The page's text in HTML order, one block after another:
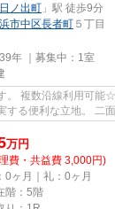
日ノ出町 」駅 徒歩9分
市中区長者町 ５丁目
年 ｜募集中： 1室
。 複数沿線利用可
する便利な立地。 二
万円
費・共益費 3,000円)
0ヶ月｜礼：0ヶ月
階：5階